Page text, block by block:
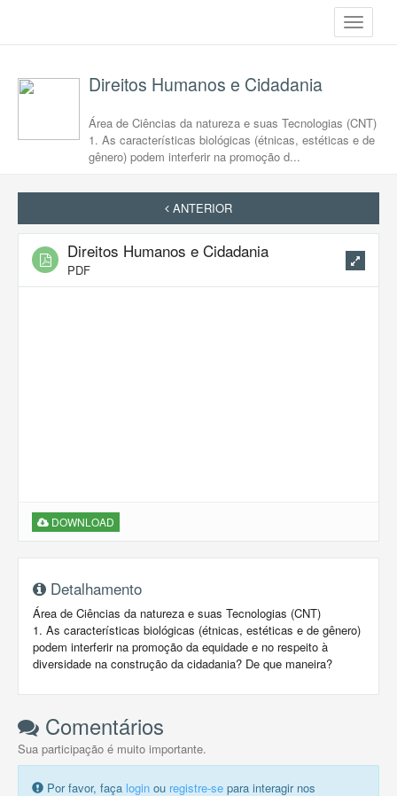
Toggle
Direitos Humanos e Cidadania
Área de Ciências da natureza e suas Tecnologias (CNT)
1. As características biológicas (étnicas, estéticas e de
gênero) podem interferir na promoção d...
ANTERIOR
Direitos Humanos e Cidadania
PDF
DOWNLOAD
Detalhamento
Área de Ciências da natureza e suas Tecnologias (CNT)
1. As características biológicas (étnicas, estéticas e de gênero)
podem interferir na promoção da equidade e no respeito à
diversidade na construção da cidadania? De que maneira?
Comentários
Sua participação é muito importante.
Por favor, faça login ou registre-se para interagir nos